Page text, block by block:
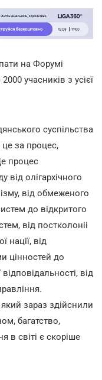
на Форумі
учасників з усієї
суспільства
це за процес,
процес
від олігархічного
від обмеженого
до відкритого
від постколоніі
нації, від
цінностей до
від
зараз здійснили
багатство,
в світі є скоріше